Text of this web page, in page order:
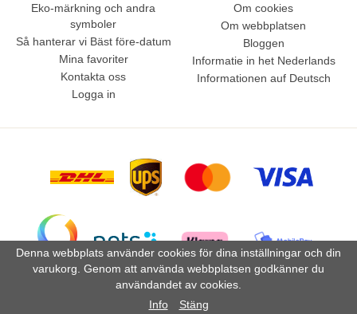
Eko-märkning och andra
symboler
Så hanterar vi Bäst före-datum
Mina favoriter
Kontakta oss
Logga in
Om cookies
Om webbplatsen
Bloggen
Informatie in het Nederlands
Informationen auf Deutsch
Drift & produktion:Wikinggruppen
Denna webbplats använder cookies för dina inställningar och din
varukorg. Genom att använda webbplatsen godkänner du
användandet av cookies.
Info
Stäng